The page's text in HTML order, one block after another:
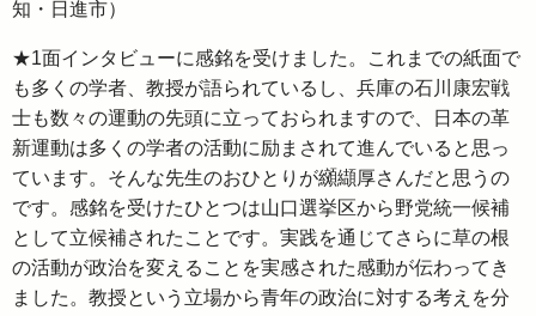
知・日進市）
★1面インタビューに感銘を受けました。これまでの紙面で
も多くの学者、教授が語られているし、兵庫の石川康宏戦
士も数々の運動の先頭に立っておられますので、日本の革
新運動は多くの学者の活動に励まされて進んでいると思っ
ています。そんな先生のおひとりが纐纈厚さんだと思うの
です。感銘を受けたひとつは山口選挙区から野党統一候補
として立候補されたことです。実践を通じてさらに草の根
の活動が政治を変えることを実感された感動が伝わってき
ました。教授という立場から青年の政治に対する考えを分